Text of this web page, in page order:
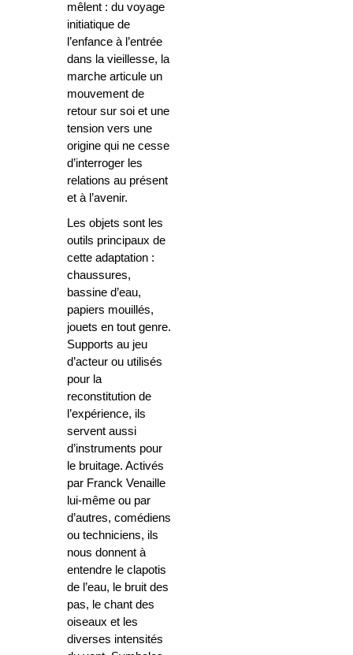
mêlent : du voyage
initiatique de
l’enfance à l’entrée
dans la vieillesse, la
marche articule un
mouvement de
retour sur soi et une
tension vers une
origine qui ne cesse
d’interroger les
relations au présent
et à l’avenir.
Les objets sont les
outils principaux de
cette adaptation :
chaussures,
bassine d’eau,
papiers mouillés,
jouets en tout genre.
Supports au jeu
d’acteur ou utilisés
pour la
reconstitution de
l’expérience, ils
servent aussi
d’instruments pour
le bruitage. Activés
par Franck Venaille
lui-même ou par
d’autres, comédiens
ou techniciens, ils
nous donnent à
entendre le clapotis
de l’eau, le bruit des
pas, le chant des
oiseaux et les
diverses intensités